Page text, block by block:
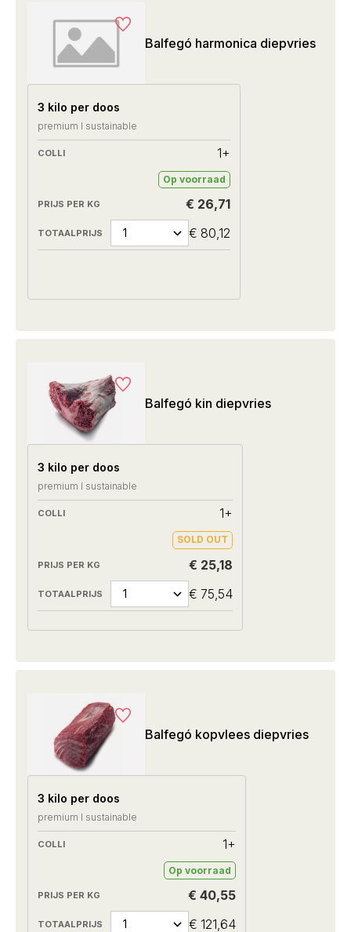
Balfegó harmonica diepvries
3 kilo per doos
premium I sustainable
1+
Op voorraad
€ 26,71
€ 80,12
Balfegó kin diepvries
3 kilo per doos
premium I sustainable
1+
SOLD OUT
€ 25,18
€ 75,54
Balfegó kopvlees diepvries
3 kilo per doos
premium I sustainable
1+
Op voorraad
€ 40,55
€ 121,64